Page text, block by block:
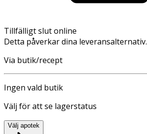
Tillfälligt slut online
Detta påverkar dina leveransalternativ.
Via butik/recept
Ingen vald butik
Välj för att se lagerstatus
Välj apotek